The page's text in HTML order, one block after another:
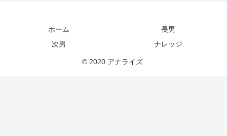
ホーム
長男
次男
ナレッジ
© 2020 アナライズ.